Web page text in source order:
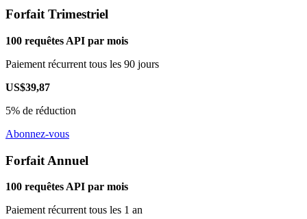
Forfait Trimestriel
100 requêtes API par mois
Paiement récurrent tous les 90 jours
US$39,87
5% de réduction
Abonnez-vous
Forfait Annuel
100 requêtes API par mois
Paiement récurrent tous les 1 an